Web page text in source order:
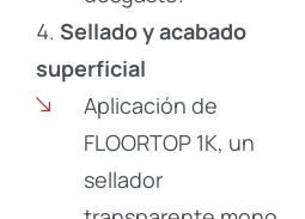
Sellado y acabado
superficial
Aplicación de
FLOORTOP 1K, un
sellador